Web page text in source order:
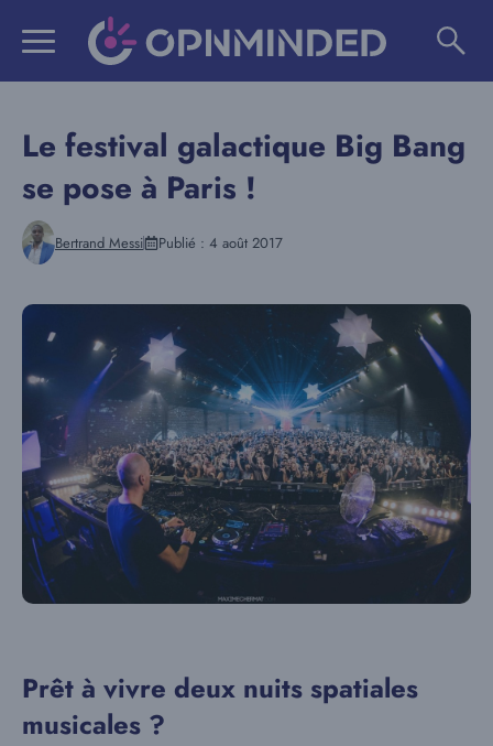
Le festival galactique Big Bang
se pose à Paris !
Bertrand Messi Publié : 4 août 2017
Prêt à vivre deux nuits spatiales
musicales ?